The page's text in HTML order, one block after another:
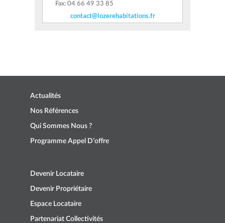
Fax: 04 66 49 33 85
contact@lozerehabitations.fr
Actualités
Nos Références
Qui Sommes Nous ?
Programme Appel D’offre
Devenir Locataire
Devenir Propriétaire
Espace Locataire
Partenariat Collectivités